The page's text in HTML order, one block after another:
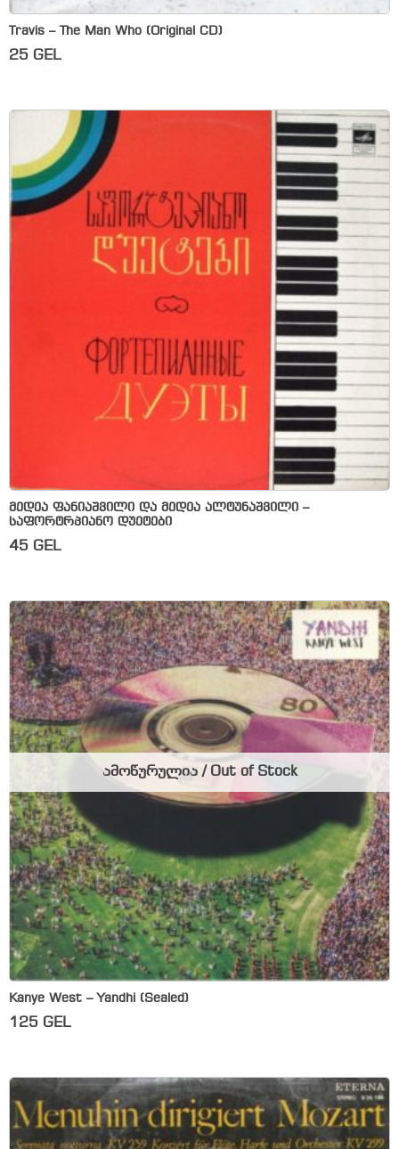
Travis – The Man Who (Original CD)
25 GEL
მედეა ფანიაშვილი და მედეა ალტუნაშვილი –
საფორტრპიანო დუეტები
45 GEL
Kanye West – Yandhi (Sealed)
125 GEL
ამოწურულია / Out of Stock